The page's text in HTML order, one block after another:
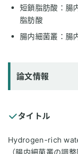
短鎖脂肪酸：腸
脂肪酸
腸内細菌叢：腸
論文情報
タイトル
Hydrogen-rich